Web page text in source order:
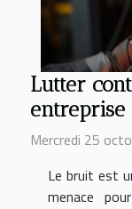
Lutter
entreprise
Mercredi 25
Le bruit est
menace